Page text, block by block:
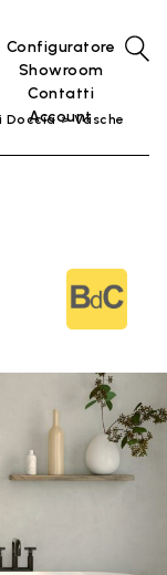
Configuratore
Showroom
Contatti
Account
Doccia
Vasche